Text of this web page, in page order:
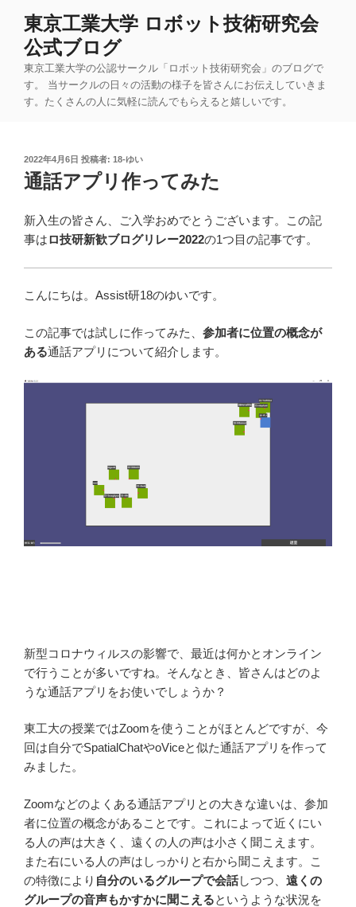
東京工業大学 ロボット技術研究会
公式ブログ
東京工業大学の公認サークル「ロボット技術研究会」のブログで
す。 当サークルの日々の活動の様子を皆さんにお伝えしていきま
す。たくさんの人に気軽に読んでもらえると嬉しいです。
投
稿
日:
2022年4月6日 投稿者: 18-ゆい
通話アプリ作ってみた
新入生の皆さん、ご入学おめでとうございます。この記
事はロ技研新歓ブログリレー2022の1つ目の記事です。
こんにちは。Assist研18のゆいです。
この記事では試しに作ってみた、 参加者に位置の概念が
ある通話アプリについて紹介します。
新型コロナウィルスの影響で、最近は何かとオンライン
で行うことが多いですね。そんなとき、皆さんはどのよ
うな通話アプリをお使いでしょうか？
東工大の授業ではZoomを使うことがほとんどですが、今
回は自分でSpatialChatやoViceと似た通話アプリを作って
みました。
Zoomなどのよくある通話アプリとの大きな違いは、参加
者に位置の概念があることです。これによって近くにい
る人の声は大きく、遠くの人の声は小さく聞こえます。
また右にいる人の声はしっかりと右から聞こえます。こ
の特徴により 自分のいるグループで会話しつつ、 遠くの
グループの音声もかすかに聞こえるというような状況を